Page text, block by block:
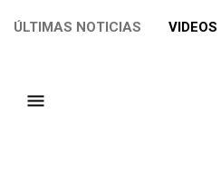
ÚLTIMAS NOTICIAS VIDEOS